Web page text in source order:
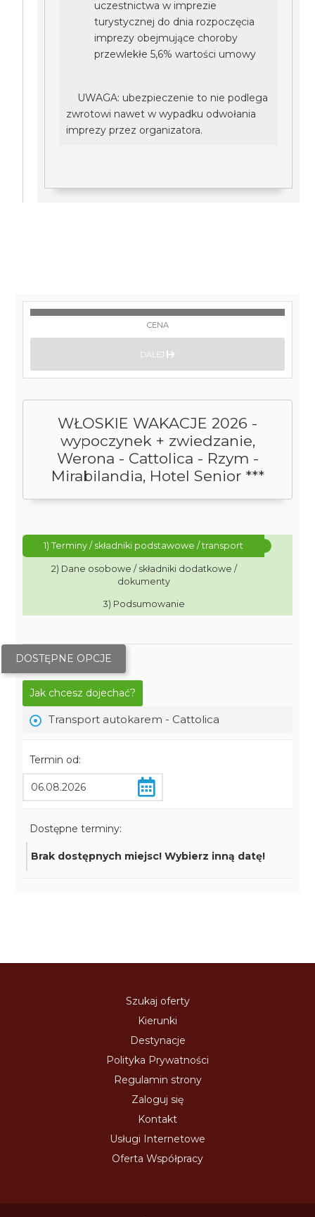
uczestnictwa w imprezie
turystycznej do dnia rozpoczęcia
imprezy obejmujące choroby
przewlekłe 5,6% wartości umowy
UWAGA: ubezpieczenie to nie podlega
zwrotowi nawet w wypadku odwołania
imprezy przez organizatora.
WŁOSKIE WAKACJE 2026 -
wypoczynek + zwiedzanie,
Werona - Cattolica - Rzym -
Mirabilandia, Hotel Senior ***
1) Terminy / składniki podstawowe / transport
2) Dane osobowe / składniki dodatkowe /
dokumenty
3) Podsumowanie
DOSTĘPNE OPCJE
Jak chcesz dojechać?
Transport autokarem - Cattolica
Termin od:
Dostępne terminy:
Brak dostępnych miejsc! Wybierz inną datę!
CENA
DALEJ
Szukaj oferty
Kierunki
Destynacje
Polityka Prywatności
Regulamin strony
Zaloguj się
Kontakt
Usługi Internetowe
Oferta Współpracy